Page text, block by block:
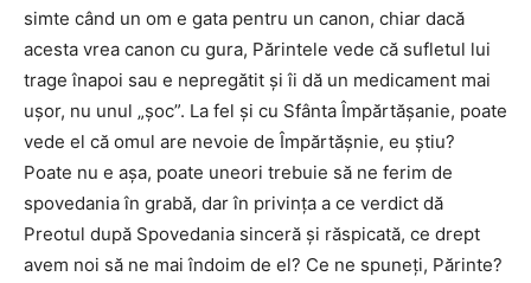
simte când un om e gata pentru un canon, chiar dacă
acesta vrea canon cu gura, Părintele vede că sufletul lui
trage înapoi sau e nepregătit şi îi dă un medicament mai
uşor, nu unul „şoc”. La fel şi cu Sfânta Împărtăşanie, poate
vede el că omul are nevoie de Împărtăşnie, eu ştiu?
Poate nu e aşa, poate uneori trebuie să ne ferim de
spovedania în grabă, dar în privinţa a ce verdict dă
Preotul după Spovedania sinceră şi răspicată, ce drept
avem noi să ne mai îndoim de el? Ce ne spuneţi, Părinte?